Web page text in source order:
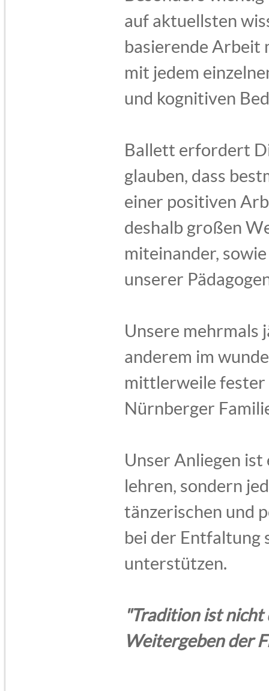
auf aktuellsten
basierende Arbeit
mit jedem
und kognitiven
Ballett erfordert
glauben, dass
einer positiven
deshalb großen
miteinander,
unserer
Unsere mehrmals
anderem im
mittlerweile fester
Nürnberger
Unser Anliegen ist
lehren, sondern
tänzerischen und
bei der Entfaltung
unterstützen.
"Tradition ist nicht
Weitergeben der